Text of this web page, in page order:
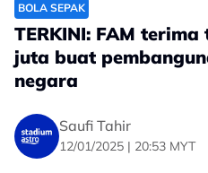
BOLA SEPAK
TERKINI: FAM
juta buat
negara
Saufi Tahir
12/01/2025 | 20:53 MYT